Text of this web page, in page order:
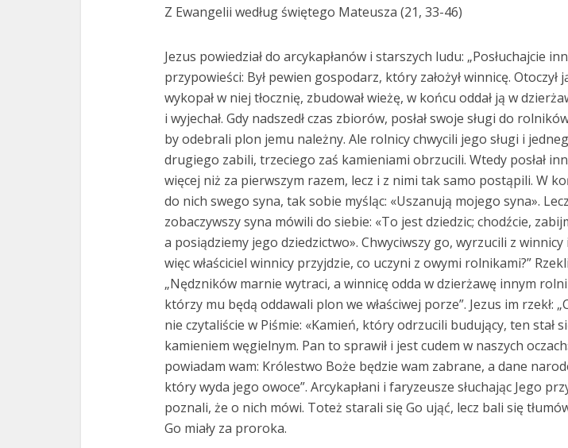
Z Ewangelii według świętego Mateusza (21, 33-46)
Jezus powiedział do arcykapłanów i starszych ludu: „Posłuchajcie
przypowieści: Był pewien gospodarz, który założył winnicę. Otoczył
wykopał w niej tłocznię, zbudował wieżę, w końcu oddał ją w
i wyjechał. Gdy nadszedł czas zbiorów, posłał swoje sługi do
by odebrali plon jemu należny. Ale rolnicy chwycili jego sługi i
drugiego zabili, trzeciego zaś kamieniami obrzucili. Wtedy posłał
więcej niż za pierwszym razem, lecz i z nimi tak samo postąpili. W
do nich swego syna, tak sobie myśląc: «Uszanują mojego syna».
zobaczywszy syna mówili do siebie: «To jest dziedzic; chodźcie,
a posiądziemy jego dziedzictwo». Chwyciwszy go, wyrzucili z winnicy
więc właściciel winnicy przyjdzie, co uczyni z owymi rolnikami?”
„Nędzników marnie wytraci, a winnicę odda w dzierżawę innym
którzy mu będą oddawali plon we właściwej porze”. Jezus im rzekł:
nie czytaliście w Piśmie: «Kamień, który odrzucili budujący, ten stał
kamieniem węgielnym. Pan to sprawił i jest cudem w naszych
powiadam wam: Królestwo Boże będzie wam zabrane, a dane
który wyda jego owoce”. Arcykapłani i faryzeusze słuchając Jego
poznali, że o nich mówi. Toteż starali się Go ująć, lecz bali się
Go miały za proroka.